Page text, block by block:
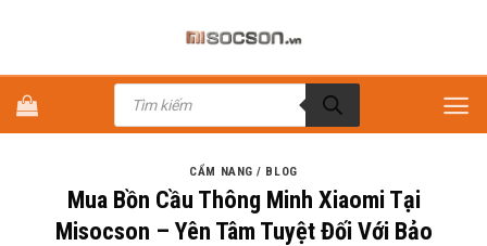
dung
Tìm
kiếm
phẩm
CẨM NANG / BLOG
Mua Bồn Cầu Thông Minh Xiaomi Tại
Misocson – Yên Tâm Tuyệt Đối Với Bảo